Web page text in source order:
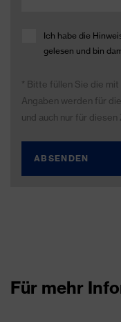
Ich habe die
gelesen und bin
* Bitte füllen Sie die
Angaben werden für
und auch nur für
ABSENDEN
Für mehr